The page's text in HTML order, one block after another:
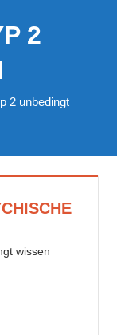
2
2 unbedingt
wissen